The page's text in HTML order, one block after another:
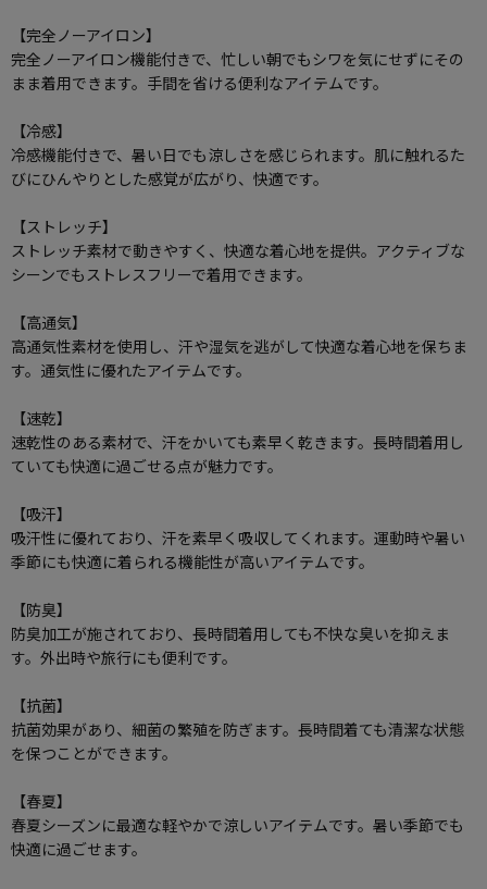
【完全ノーアイロン】
完全ノーアイロン機能付きで、忙しい朝でもシワを気にせずにその
まま着用できます。手間を省ける便利なアイテムです。
【冷感】
冷感機能付きで、暑い日でも涼しさを感じられます。肌に触れるた
びにひんやりとした感覚が広がり、快適です。
【ストレッチ】
ストレッチ素材で動きやすく、快適な着心地を提供。アクティブな
シーンでもストレスフリーで着用できます。
【高通気】
高通気性素材を使用し、汗や湿気を逃がして快適な着心地を保ちま
す。通気性に優れたアイテムです。
【速乾】
速乾性のある素材で、汗をかいても素早く乾きます。長時間着用し
ていても快適に過ごせる点が魅力です。
【吸汗】
吸汗性に優れており、汗を素早く吸収してくれます。運動時や暑い
季節にも快適に着られる機能性が高いアイテムです。
【防臭】
防臭加工が施されており、長時間着用しても不快な臭いを抑えま
す。外出時や旅行にも便利です。
【抗菌】
抗菌効果があり、細菌の繁殖を防ぎます。長時間着ても清潔な状態
を保つことができます。
【春夏】
春夏シーズンに最適な軽やかで涼しいアイテムです。暑い季節でも
快適に過ごせます。